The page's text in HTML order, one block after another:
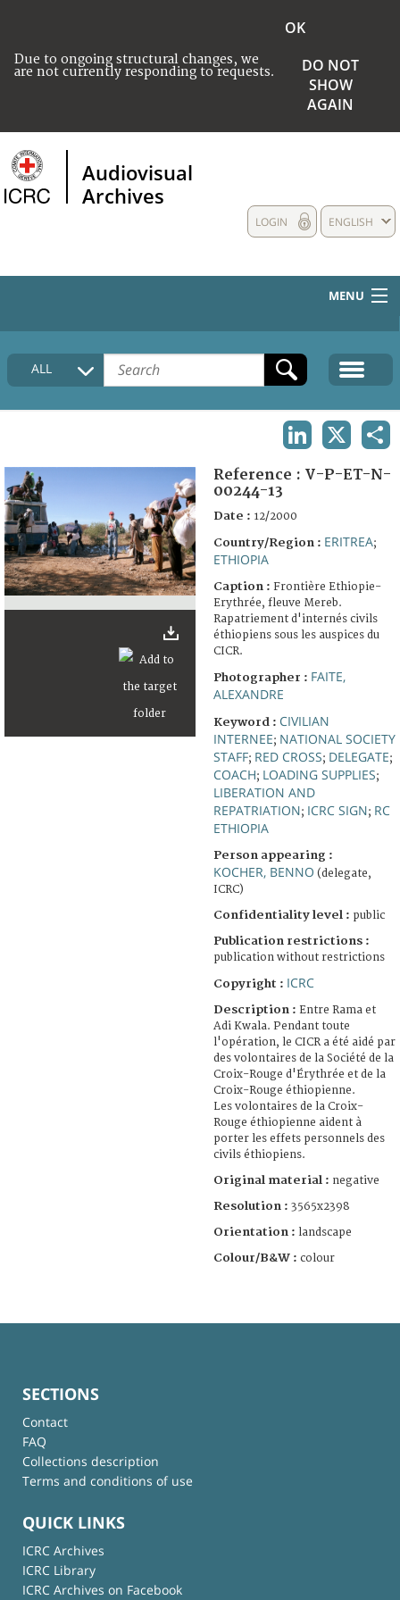
Due to ongoing structural changes, we
are not currently responding to requests.
OK
DO NOT
SHOW
AGAIN
Audiovisual
Archives
ENGLISH
LOGIN
MENU
HOME
COLLECTIONS DESCRIPTION
FAQ
ALL
Reference : V-P-ET-N-
00244-13
Date : 12/2000
Country/Region : ERITREA;
ETHIOPIA
Caption : Frontière Ethiopie-
Erythrée, fleuve Mereb.
Rapatriement d'internés civils
éthiopiens sous les auspices du
CICR.
Photographer : FAITE,
ALEXANDRE
Keyword : CIVILIAN
INTERNEE; NATIONAL SOCIETY
STAFF; RED CROSS; DELEGATE;
COACH; LOADING SUPPLIES;
LIBERATION AND
REPATRIATION; ICRC SIGN; RC
ETHIOPIA
Person appearing :
KOCHER, BENNO (delegate,
ICRC)
Confidentiality level : public
Publication restrictions :
publication without restrictions
Copyright : ICRC
Description : Entre Rama et
Adi Kwala. Pendant toute
l'opération, le CICR a été aidé par
des volontaires de la Société de la
Croix-Rouge d'Érythrée et de la
Croix-Rouge éthiopienne.
Les volontaires de la Croix-
Rouge éthiopienne aident à
porter les effets personnels des
civils éthiopiens.
Original material : negative
Resolution : 3565x2398
Orientation : landscape
Colour/B&W : colour
SECTIONS
Contact
FAQ
Collections description
Terms and conditions of use
QUICK LINKS
ICRC Archives
ICRC Library
ICRC Archives on Facebook